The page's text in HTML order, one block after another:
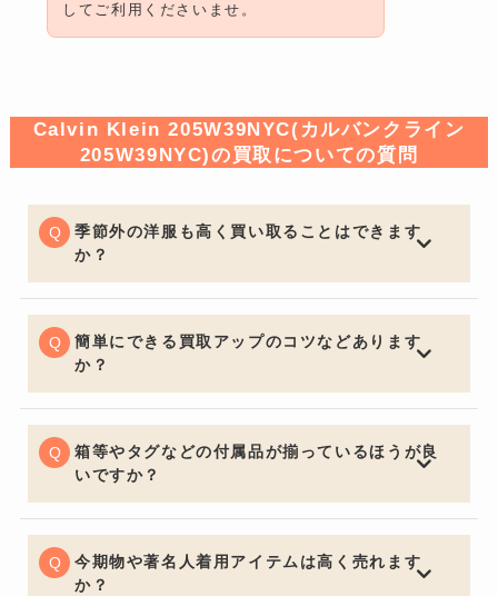
してご利用くださいませ。
Calvin Klein 205W39NYC(カルバンクライン
205W39NYC)の買取についての質問
季節外の洋服も高く買い取ることはできます
か？
一般的な買取店ではオフシーズンアイテムは大幅な減額
となる場合がございますが、BETTER CALL BROSKIで
は季節問わず精一杯の価格でお買取りさせていただきま
す。
簡単にできる買取アップのコツなどあります
か？
お買取りの前に多少お手入れしておくと良いでしょう。
いくら流行の品やブランド品であっても、汚れていると
査定額は下がってしまいます。見た目はとても大切なポ
イントです。
箱等やタグなどの付属品が揃っているほうが良
いですか？
購入する側の気持ちになるとやはり保証書・証明書やバ
ッグの場合は保管用の布袋など付属品があると信頼性も
上がり査定額アップの重要ポイントになります。
今期物や著名人着用アイテムは高く売れます
か？